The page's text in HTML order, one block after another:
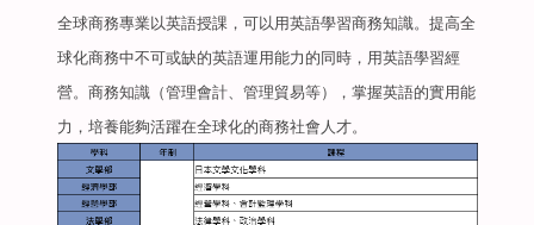
全球商務專業以英語授課，可以用英語學習商務知識。提高全
球化商務中不可或缺的英語運用能力的同時，用英語學習經
營。商務知識（管理會計、管理貿易等），掌握英語的實用能
力，培養能夠活躍在全球化的商務社會人才。